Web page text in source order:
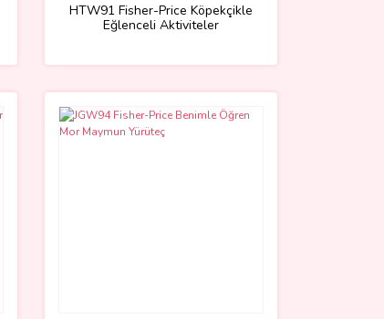
HTW91 Fisher-Price Köpekçikle
Eğlenceli Aktiviteler